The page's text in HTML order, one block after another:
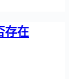
存在